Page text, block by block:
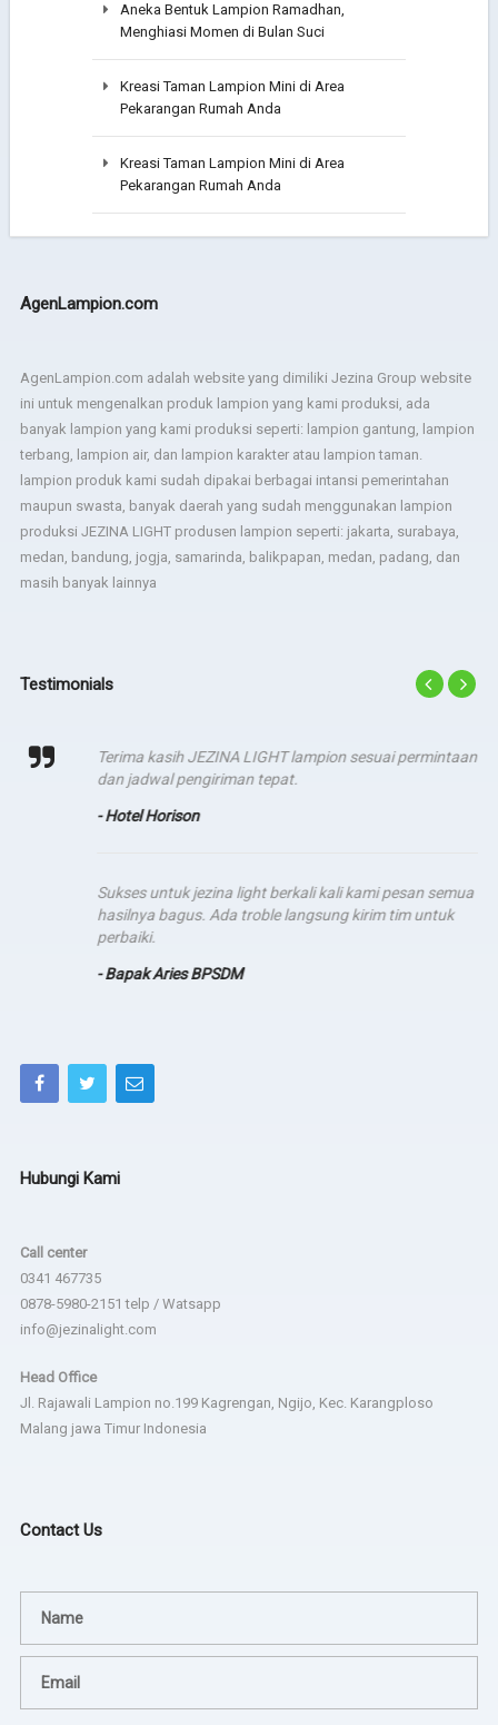
Aneka Bentuk Lampion Ramadhan,
Menghiasi Momen di Bulan Suci
Kreasi Taman Lampion Mini di Area
Pekarangan Rumah Anda
Kreasi Taman Lampion Mini di Area
Pekarangan Rumah Anda
AgenLampion.com
AgenLampion.com adalah website yang dimiliki Jezina Group website
ini untuk mengenalkan produk lampion yang kami produksi, ada
banyak lampion yang kami produksi seperti: lampion gantung, lampion
terbang, lampion air, dan lampion karakter atau lampion taman.
lampion produk kami sudah dipakai berbagai intansi pemerintahan
maupun swasta, banyak daerah yang sudah menggunakan lampion
produksi JEZINA LIGHT produsen lampion seperti: jakarta, surabaya,
medan, bandung, jogja, samarinda, balikpapan, medan, padang, dan
masih banyak lainnya
Testimonials
Terima kasih JEZINA LIGHT lampion sesuai permintaan
dan jadwal pengiriman tepat.
- Hotel Horison
Sukses untuk jezina light berkali kali kami pesan semua
hasilnya bagus. Ada troble langsung kirim tim untuk
perbaiki.
- Bapak Aries BPSDM
Hubungi Kami
Call center
0341 467735
0878-5980-2151 telp / Watsapp
info@jezinalight.com
Head Office
Jl. Rajawali Lampion no.199 Kagrengan, Ngijo, Kec. Karangploso
Malang jawa Timur Indonesia
Contact Us